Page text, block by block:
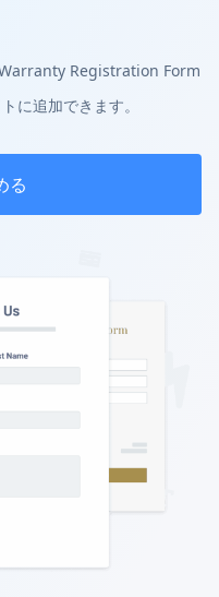
Registration Form
に追加できます。
る